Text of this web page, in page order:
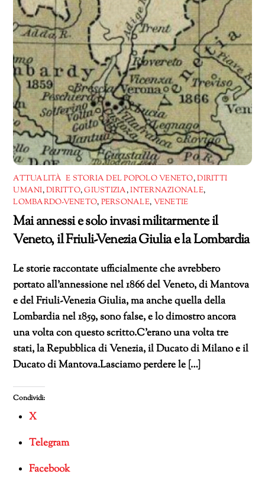
ATTUALITÀ E STORIA DEL POPOLO VENETO,DIRITTI
UMANI,DIRITTO,GIUSTIZIA,INTERNAZIONALE,
LOMBARDO-VENETO, PERSONALE, VENETIE
Mai annessi e solo invasi militarmente il
Veneto, il Friuli-Venezia Giulia e la Lombardia
Le storie raccontate ufficialmente che avrebbero
portato all’annessione nel 1866 del Veneto, di Mantova
e del Friuli-Venezia Giulia, ma anche quella della
Lombardia nel 1859, sono false, e lo dimostro ancora
una volta con questo scritto.C’erano una volta tre
stati, la Repubblica di Venezia, il Ducato di Milano e il
Ducato di Mantova.Lasciamo perdere le […]
Condividi:
X
Telegram
Facebook